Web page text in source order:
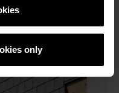
only
Skärmtegel,